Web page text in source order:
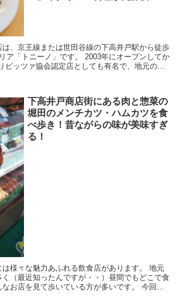
、京王線または世田谷線の下高井戸駅から徒歩
ア「トニーノ」です。 2003年にオープンしてか
ピッツァ協会認定店としても有名で、地元のマ
下高井戸商店街にある肉と惣菜の
堀田のメンチカツ・ハムカツを食
べ歩き！昔ながらの味が美味すぎ
る！
様々な魅力あふれる飲食店があります。 地元
（最近知ったんですが・・）昼間でもどこで食
お店を見て歩いている方が多いです。 今回は